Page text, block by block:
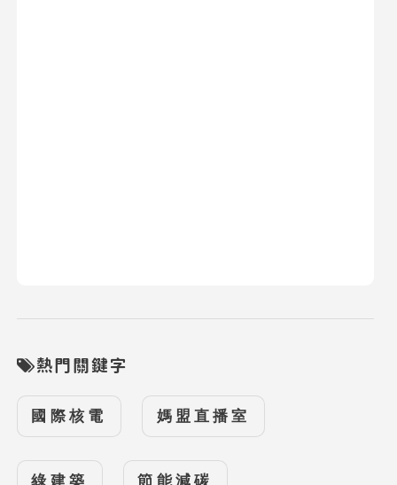
熱門關鍵字
國際核電 媽盟直播室
綠建築 節能減碳